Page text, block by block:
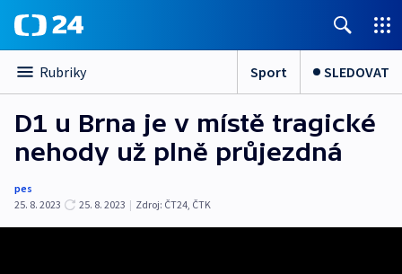
Rubriky Sport SLEDOVAT
D1 u Brna je v místě tragické
nehody už plně průjezdná
pes
25. 8. 2023
25. 8. 2023 | Zdroj: ČT24, ČTK